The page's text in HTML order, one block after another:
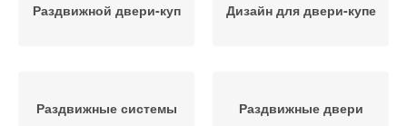
Раздвижной двери-куп Дизайн для двери-купе
Раздвижные системы Раздвижные двери